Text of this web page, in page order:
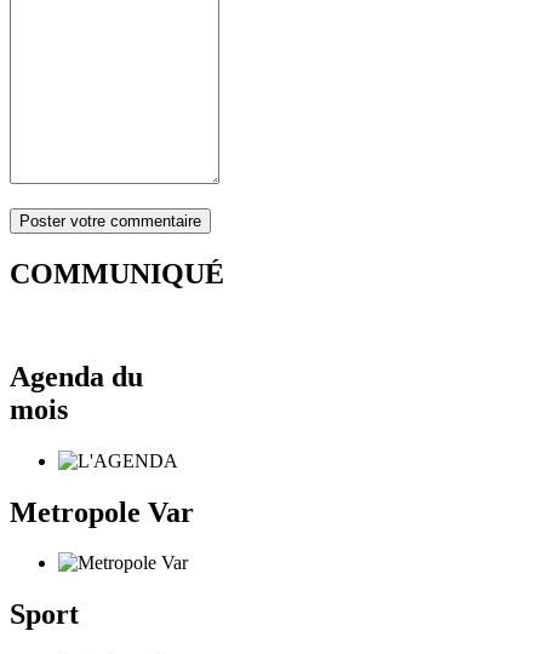
COMMUNIQUÉ
Agenda du
mois
Metropole Var
Sport